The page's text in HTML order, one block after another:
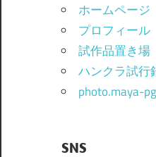
プ
ホームページ
プロフィール
試作品置き場
ハンクラ試行
photo.maya-
SNS